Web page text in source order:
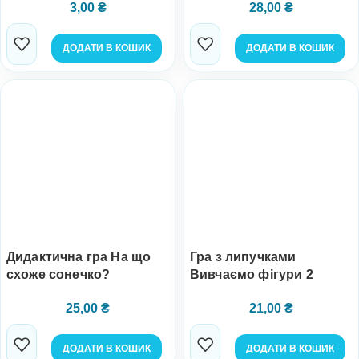
3,00 ₴
ДОДАТИ В КОШИК
28,00 ₴
ДОДАТИ В КОШИК
Дидактична гра На що
схоже сонечко?
25,00 ₴
ДОДАТИ В КОШИК
Гра з липучками
Вивчаємо фігури 2
21,00 ₴
ДОДАТИ В КОШИК